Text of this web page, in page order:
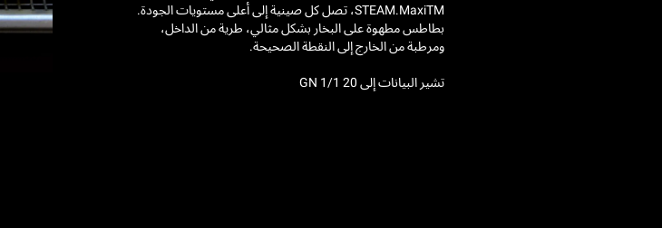
STEAM.MaxiTM، تصل كل صينية إلى أعلى مستويات الجودة.
بطاطس مطهوة على البخار بشكل مثالي، طرية من الداخل،
ومرطبة من الخارج إلى النقطة الصحيحة.
تشير البيانات إلى 20 GN 1/1